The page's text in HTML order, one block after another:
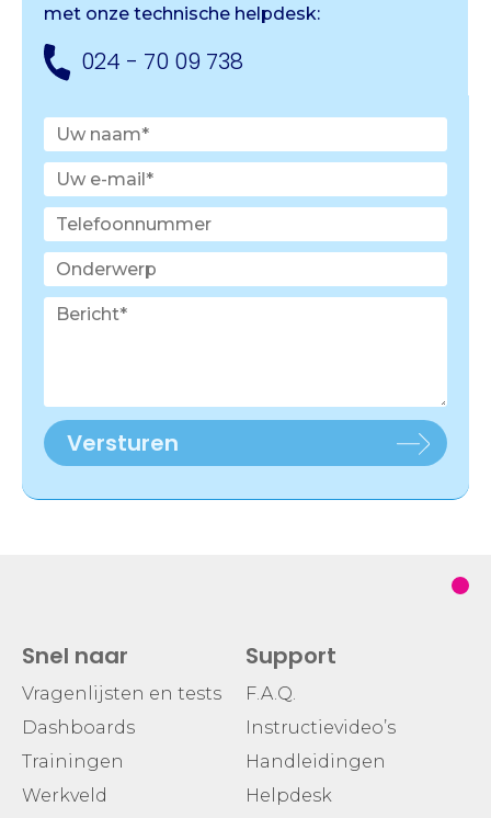
met onze technische helpdesk:
024 - 70 09 738
Versturen
Snel naar
Vragenlijsten en tests
Dashboards
Trainingen
Werkveld
Support
F.A.Q.
Instructievideo’s
Handleidingen
Helpdesk